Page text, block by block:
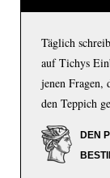
Täglich
auf Tichys
jenen Fragen,
den Teppich
DEN